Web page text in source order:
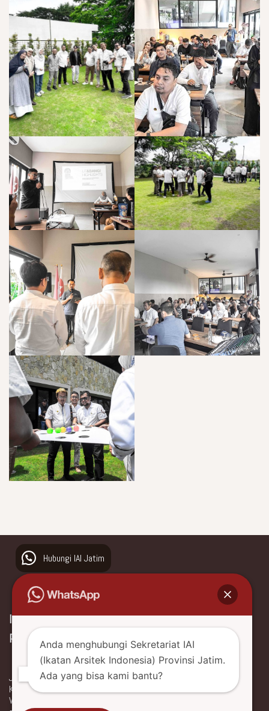
Hubungi IAI Jatim
Ikatan Arsitek Indonesia
Provinsi Jawa Timur
Jl. Ngagel Jaya Utara No. 66
Kota Surabaya, Jawa Timur, Indonesia
WhatsApp +62 877 0477 3088
Anda menghubungi Sekretariat IAI
(Ikatan Arsitek Indonesia) Provinsi Jatim.
Ada yang bisa kami bantu?